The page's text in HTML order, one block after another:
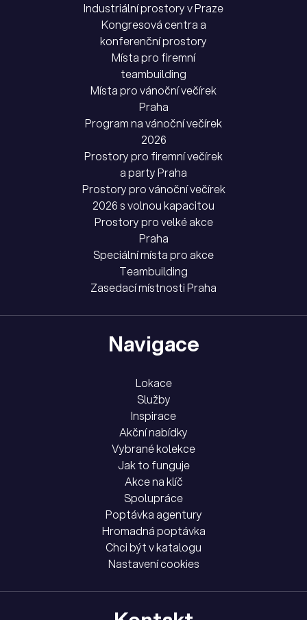
Industriální prostory v Praze
Kongresová centra a
konferenční prostory
Místa pro firemní
teambuilding
Místa pro vánoční večírek
Praha
Program na vánoční večírek
2026
Prostory pro firemní večírek
a party Praha
Prostory pro vánoční večírek
2026 s volnou kapacitou
Prostory pro velké akce
Praha
Speciální místa pro akce
Teambuilding
Zasedací místnosti Praha
Navigace
Lokace
Služby
Inspirace
Akční nabídky
Vybrané kolekce
Jak to funguje
Akce na klíč
Spolupráce
Poptávka agentury
Hromadná poptávka
Chci být v katalogu
Nastavení cookies